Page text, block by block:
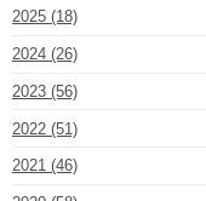
2025 (18)
2024 (26)
2023 (56)
2022 (51)
2021 (46)